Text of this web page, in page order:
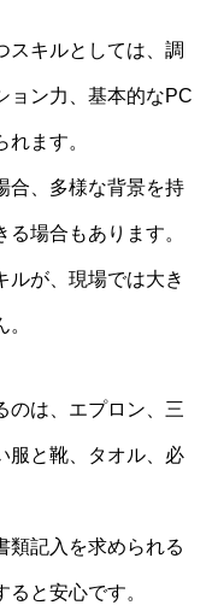
スキルとしては、調
ョン力、基本的なPC
ます。
合、多様な背景を持
場合もあります。
ルが、現場では大き
のは、エプロン、三
服と靴、タオル、必
類記入を求められる
と安心です。